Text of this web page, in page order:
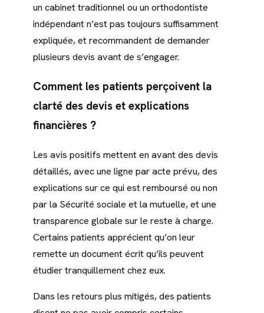
un cabinet traditionnel ou un orthodontiste
indépendant n’est pas toujours suffisamment
expliquée, et recommandent de demander
plusieurs devis avant de s’engager.
Comment les patients perçoivent la
clarté des devis et explications
financières ?
Les avis positifs mettent en avant des devis
détaillés, avec une ligne par acte prévu, des
explications sur ce qui est remboursé ou non
par la Sécurité sociale et la mutuelle, et une
transparence globale sur le reste à charge.
Certains patients apprécient qu’on leur
remette un document écrit qu’ils peuvent
étudier tranquillement chez eux.
Dans les retours plus mitigés, des patients